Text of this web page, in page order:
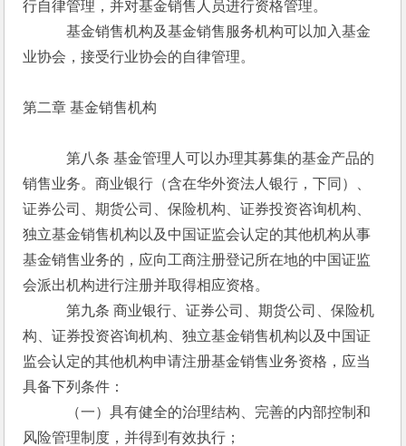
行自律管理，并对基金销售人员进行资格管理。
基金销售机构及基金销售服务机构可以加入基金
业协会，接受行业协会的自律管理。
第二章 基金销售机构
第八条 基金管理人可以办理其募集的基金产品的
销售业务。商业银行（含在华外资法人银行，下同）、
证券公司、期货公司、保险机构、证券投资咨询机构、
独立基金销售机构以及中国证监会认定的其他机构从事
基金销售业务的，应向工商注册登记所在地的中国证监
会派出机构进行注册并取得相应资格。
第九条 商业银行、证券公司、期货公司、保险机
构、证券投资咨询机构、独立基金销售机构以及中国证
监会认定的其他机构申请注册基金销售业务资格，应当
具备下列条件：
（一）具有健全的治理结构、完善的内部控制和
风险管理制度，并得到有效执行；